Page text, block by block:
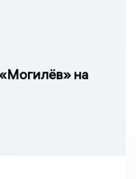
на